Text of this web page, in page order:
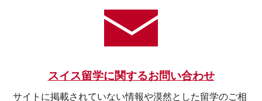
スイス留学に関するお問い合わせ
サイトに掲載されていない情報や漠然とした留学のご相